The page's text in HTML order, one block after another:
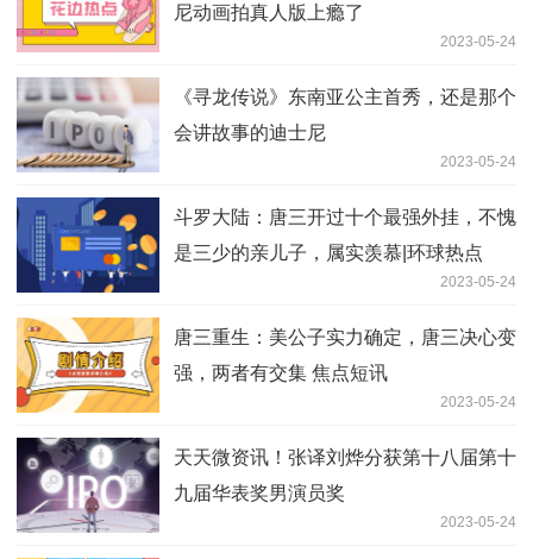
尼动画拍真人版上瘾了
2023-05-24
《寻龙传说》东南亚公主首秀，还是那个
会讲故事的迪士尼
2023-05-24
斗罗大陆：唐三开过十个最强外挂，不愧
是三少的亲儿子，属实羡慕|环球热点
2023-05-24
唐三重生：美公子实力确定，唐三决心变
强，两者有交集 焦点短讯
2023-05-24
天天微资讯！张译刘烨分获第十八届第十
九届华表奖男演员奖
2023-05-24